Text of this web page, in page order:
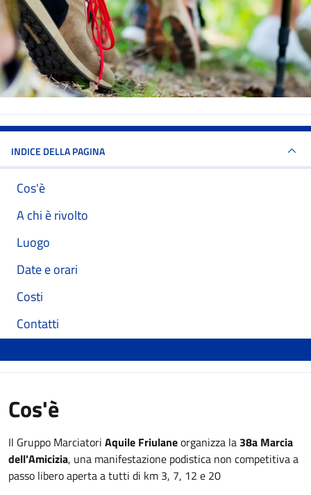
INDICE DELLA PAGINA
Cos'è
A chi è rivolto
Luogo
Date e orari
Costi
Contatti
Cos'è
Il Gruppo Marciatori Aquile Friulaneorganizza la 38a Marcia
dell'Amicizia, una manifestazione podistica non competitiva a
passo libero aperta a tutti di km 3, 7, 12 e 20